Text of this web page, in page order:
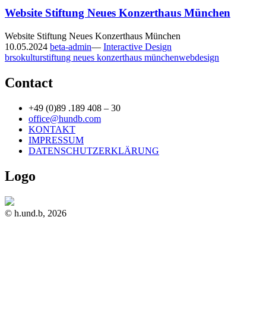
Website Stiftung Neues Konzerthaus München
Website Stiftung Neues Konzerthaus München
10.05.2024 beta-admin— Interactive Design
brsokulturstiftung neues konzerthaus münchenwebdesign
Contact
+49 (0)89 .189 408 – 30
office@hundb.com
KONTAKT
IMPRESSUM
DATENSCHUTZERKLÄRUNG
Logo
© h.und.b, 2026